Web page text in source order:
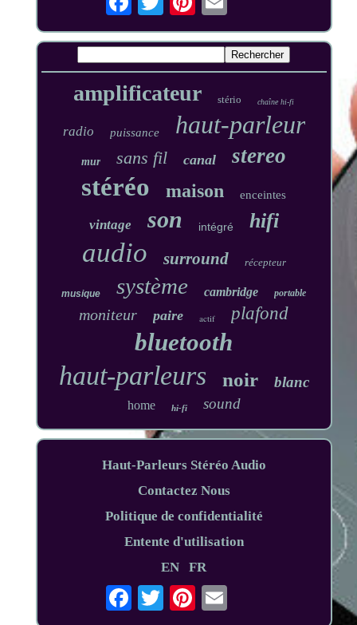
amplificateur stério chaîne hi-fi
radio puissance haut-parleur
mur sans fil canal stereo
stéréo maison enceintes
vintage son intégré hifi
audio surround récepteur
musique système cambridge portable
moniteur paire actif plafond
bluetooth
haut-parleurs noir blanc
home hi-fi sound
Haut-Parleurs Stéréo Audio
Contactez Nous
Politique de confidentialité
Entente d'utilisation
EN
FR